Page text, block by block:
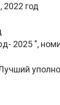
2022 год
2025 ",